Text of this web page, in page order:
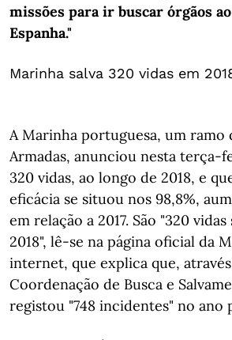
missões para ir buscar órgãos
Espanha."
Marinha salva 320 vidas em
A Marinha portuguesa, um ramo
Armadas, anunciou nesta terça-
320 vidas, ao longo de 2018, e
eficácia se situou nos 98,8%,
em relação a 2017. São "320
2018", lê-se na página oficial da
internet, que explica que,
Coordenação de Busca e
registou "748 incidentes" no ano